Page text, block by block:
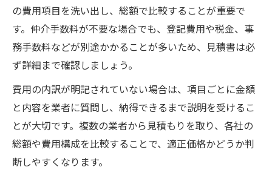
の費用項目を洗い出し、総額で比較することが重要で
す。仲介手数料が不要な場合でも、登記費用や税金、事
務手数料などが別途かかることが多いため、見積書は必
ず詳細まで確認しましょう。
費用の内訳が明記されていない場合は、項目ごとに金額
と内容を業者に質問し、納得できるまで説明を受けるこ
とが大切です。複数の業者から見積もりを取り、各社の
総額や費用構成を比較することで、適正価格かどうか判
断しやすくなります。